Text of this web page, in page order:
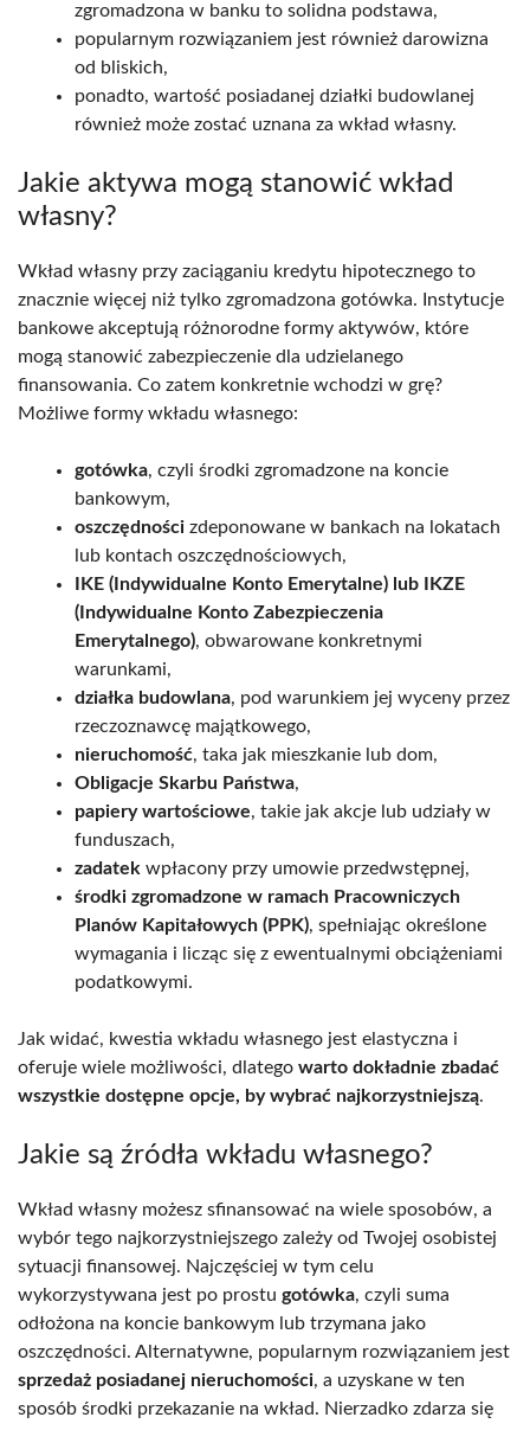
zgromadzona w banku to solidna podstawa,
popularnym rozwiązaniem jest również darowizna
od bliskich,
ponadto, wartość posiadanej działki budowlanej
również może zostać uznana za wkład własny.
Jakie aktywa mogą stanowić wkład
własny?
Wkład własny przy zaciąganiu kredytu hipotecznego to
znacznie więcej niż tylko zgromadzona gotówka. Instytucje
bankowe akceptują różnorodne formy aktywów, które
mogą stanowić zabezpieczenie dla udzielanego
finansowania. Co zatem konkretnie wchodzi w grę?
Możliwe formy wkładu własnego:
gotówka, czyli środki zgromadzone na koncie
bankowym,
oszczędności zdeponowane w bankach na lokatach
lub kontach oszczędnościowych,
IKE (Indywidualne Konto Emerytalne) lub IKZE
(Indywidualne Konto Zabezpieczenia
Emerytalnego), obwarowane konkretnymi
warunkami,
działka budowlana, pod warunkiem jej wyceny przez
rzeczoznawcę majątkowego,
nieruchomość, taka jak mieszkanie lub dom,
Obligacje Skarbu Państwa,
papiery wartościowe, takie jak akcje lub udziały w
funduszach,
zadatek wpłacony przy umowie przedwstępnej,
środki zgromadzone w ramach Pracowniczych
Planów Kapitałowych (PPK), spełniając określone
wymagania i licząc się z ewentualnymi obciążeniami
podatkowymi.
Jak widać, kwestia wkładu własnego jest elastyczna i
oferuje wiele możliwości, dlatego warto dokładnie zbadać
wszystkie dostępne opcje, by wybrać najkorzystniejszą.
Jakie są źródła wkładu własnego?
Wkład własny możesz sfinansować na wiele sposobów, a
wybór tego najkorzystniejszego zależy od Twojej osobistej
sytuacji finansowej. Najczęściej w tym celu
wykorzystywana jest po prostu gotówka, czyli suma
odłożona na koncie bankowym lub trzymana jako
oszczędności. Alternatywne, popularnym rozwiązaniem jest
sprzedaż posiadanej nieruchomości, a uzyskane w ten
sposób środki przekazanie na wkład. Nierzadko zdarza się